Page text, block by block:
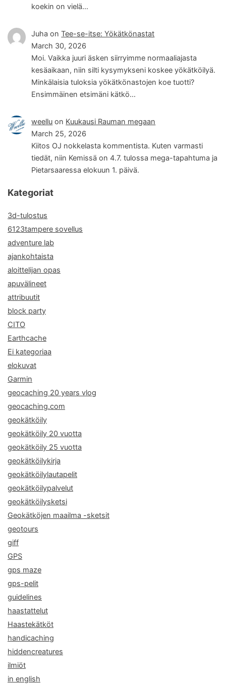
koekin on vielä…
Juha onTee-se-itse: Yökätkönastat
March 30, 2026
Moi. Vaikka juuri äsken siirryimme normaaliajasta
kesäaikaan, niin silti kysymykseni koskee yökätköilyä.
Minkälaisia tuloksia yökätkönastojen koe tuotti?
Ensimmäinen etsimäni kätkö…
weellu on Kuukausi Rauman megaan
March 25, 2026
Kiitos OJ nokkelasta kommentista. Kuten varmasti
tiedät, niin Kemissä on 4.7. tulossa mega-tapahtuma ja
Pietarsaaressa elokuun 1. päivä.
Kategoriat
3d-tulostus
6123tampere sovellus
adventure lab
ajankohtaista
aloittelijan opas
apuvälineet
attribuutit
block party
CITO
Earthcache
Ei kategoriaa
elokuvat
Garmin
geocaching 20 years vlog
geocaching.com
geokätköily
geokätköily 20 vuotta
geokätköily 25 vuotta
geokätköilykirja
geokätköilylautapelit
geokätköilypalvelut
geokätköilysketsi
Geokätköjen maailma -sketsit
geotours
giff
GPS
gps maze
gps-pelit
guidelines
haastattelut
Haastekätköt
handicaching
hiddencreatures
ilmiöt
in english